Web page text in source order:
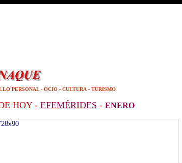
PERSONAL - OCIO - CULTURA - TURISMO
HOY- EFEMÉRIDES - ENERO